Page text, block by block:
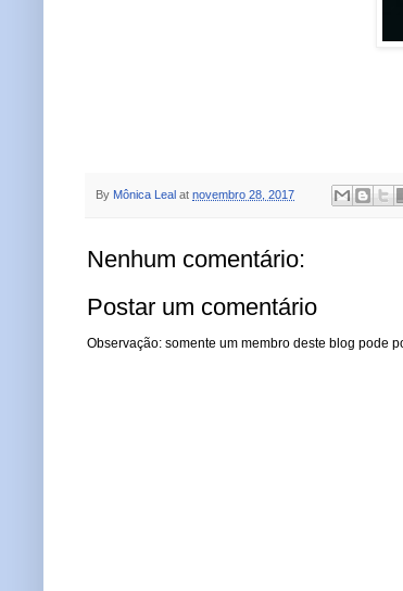
By Mônica Leal at novembro 28, 2017
Nenhum comentário:
Postar um comentário
Observação: somente um membro deste blog pode